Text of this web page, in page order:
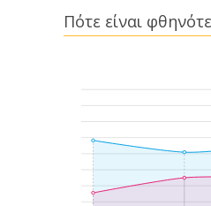
Πότε είναι